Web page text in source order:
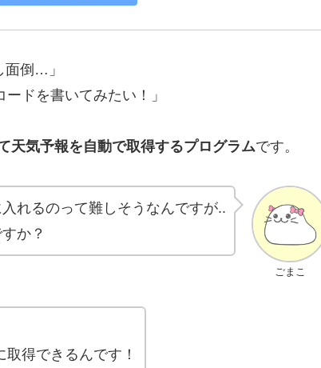
面倒…」
ドを書いてみたい！」
天気予報を自動で取得するプログラムです。
ごまこ
れるのって難しそうなんですが..
か？
得できるんです！